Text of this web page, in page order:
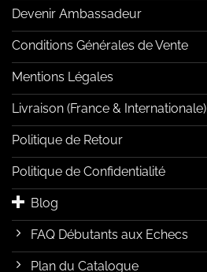
Devenir Ambassadeur
Conditions Générales de Vente
Mentions Légales
Livraison (France & Internationale)
Politique de Retour
Politique de Confidentialité
Blog
FAQ Débutants aux Echecs
Plan du Catalogue